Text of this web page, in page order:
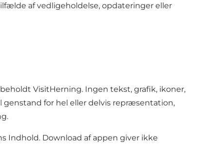
af vedligeholdelse, opdateringer eller
VisitHerning. Ingen tekst, grafik, ikoner,
genstand for hel eller delvis repræsentation,
Indhold. Download af appen giver ikke